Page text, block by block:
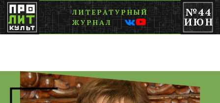
ЛИТЕРАТУРНЫЙ
ЖУРНАЛ
№44
ИЮН